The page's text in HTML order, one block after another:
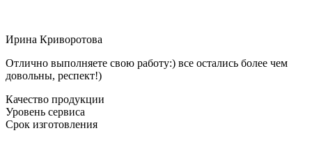
Ирина Криворотова
Отлично выполняете свою работу:) все остались более чем
довольны, респект!)
Качество продукции
Уровень сервиса
Срок изготовления